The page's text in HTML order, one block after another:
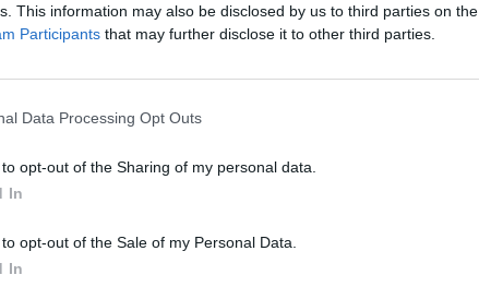
This information may also be disclosed by us to third parties on the
Participants that may further disclose it to other third parties.
Data Processing Opt Outs
opt-out of the Sharing of my personal data.
In
opt-out of the Sale of my Personal Data.
In
Rally Race Pro 3.0